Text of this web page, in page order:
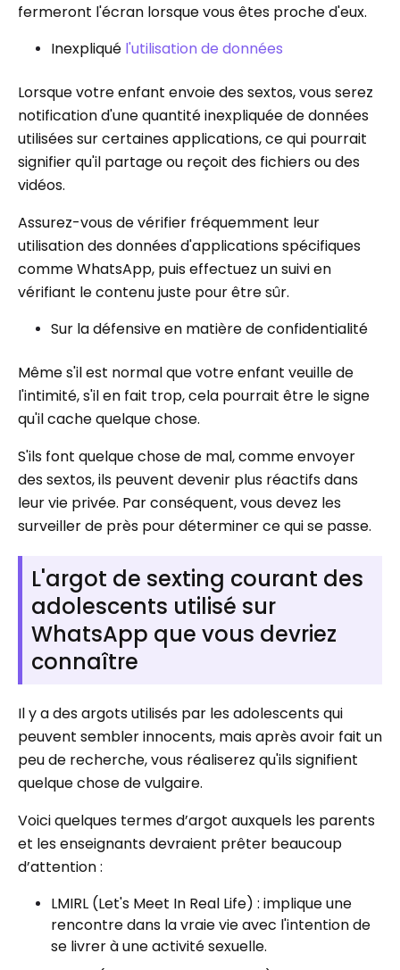
fermeront l'écran lorsque vous êtes proche d'eux.
Inexpliqué l'utilisation de données
Lorsque votre enfant envoie des sextos, vous serez
notification d'une quantité inexpliquée de données
utilisées sur certaines applications, ce qui pourrait
signifier qu'il partage ou reçoit des fichiers ou des
vidéos.
Assurez-vous de vérifier fréquemment leur
utilisation des données d'applications spécifiques
comme WhatsApp, puis effectuez un suivi en
vérifiant le contenu juste pour être sûr.
Sur la défensive en matière de confidentialité
Même s'il est normal que votre enfant veuille de
l'intimité, s'il en fait trop, cela pourrait être le signe
qu'il cache quelque chose.
S'ils font quelque chose de mal, comme envoyer
des sextos, ils peuvent devenir plus réactifs dans
leur vie privée. Par conséquent, vous devez les
surveiller de près pour déterminer ce qui se passe.
L'argot de sexting courant des
adolescents utilisé sur
WhatsApp que vous devriez
connaître
Il y a des argots utilisés par les adolescents qui
peuvent sembler innocents, mais après avoir fait un
peu de recherche, vous réaliserez qu'ils signifient
quelque chose de vulgaire.
Voici quelques termes d’argot auxquels les parents
et les enseignants devraient prêter beaucoup
d’attention :
LMIRL (Let's Meet In Real Life) : implique une
rencontre dans la vraie vie avec l'intention de
se livrer à une activité sexuelle.